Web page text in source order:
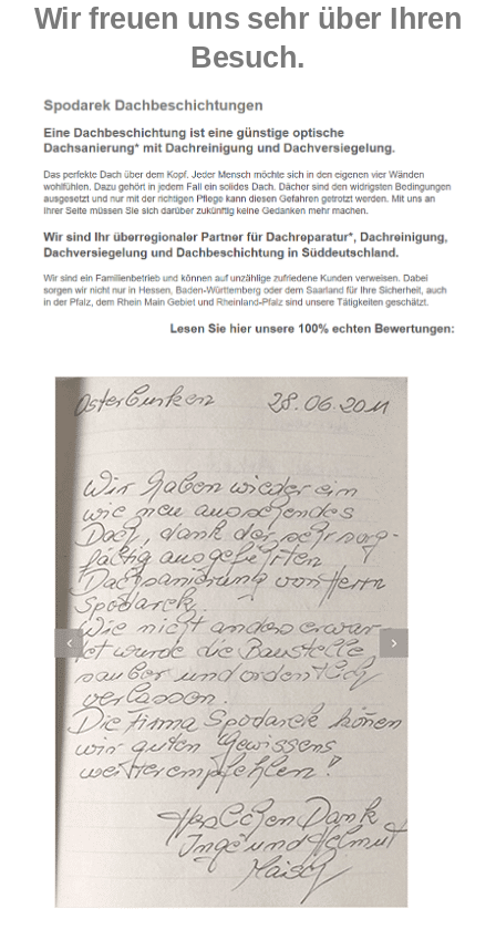
Wir freuen uns sehr über Ihren
Besuch.